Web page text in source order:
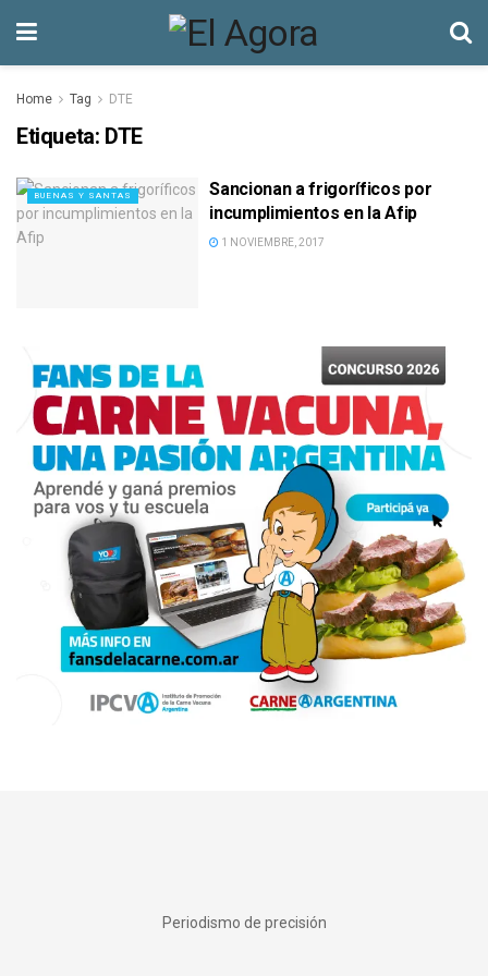
Home Tag DTE
Etiqueta: DTE
BUENAS Y SANTAS
Sancionan a frigoríficos por
incumplimientos en la Afip
1 NOVIEMBRE, 2017
Periodismo de precisión